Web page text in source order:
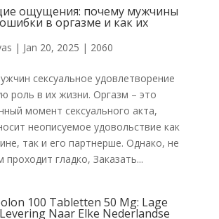
ощущения: почему мужчины
в оргазме и как их
| Jan 20, 2025 | 2060
сексуальное удовлетворение
роль в их жизни. Оргазм – это
момент сексуального акта,
неописуемое удовольствие как
так и его партнерше. Однако, не
проходит гладко, Заказать...
100 Tabletten 50 Mg: Lage
Naar Elke Nederlandse